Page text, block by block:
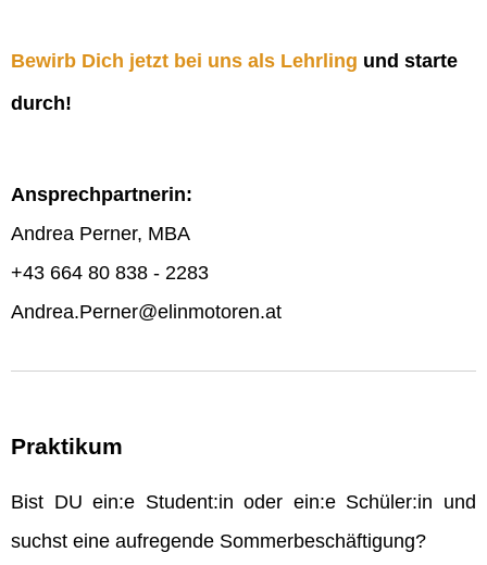
Bewirb Dich jetzt bei uns als Lehrling und starte
durch!
Ansprechpartnerin:
Andrea Perner, MBA
+43 664 80 838 - 2283
Andrea.Perner@elinmotoren.at
Praktikum
Bist DU ein:e Student:in oder ein:e Schüler:in und
suchst eine aufregende Sommerbeschäftigung?